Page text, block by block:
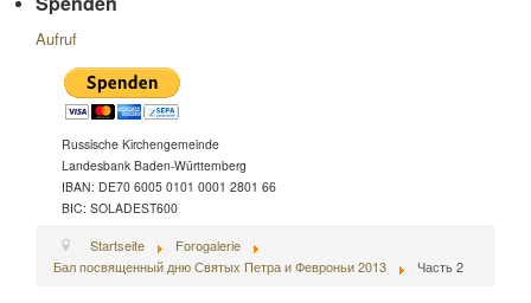
Aufruf
Russische Kirchengemeinde
Landesbank Baden-Württemberg
IBAN: DE70 6005 0101 0001 2801 66
BIC: SOLADEST600
Startseite
Forogalerie
Бал посвященный дню Святых Петра и Февроньи 2013
Часть 2